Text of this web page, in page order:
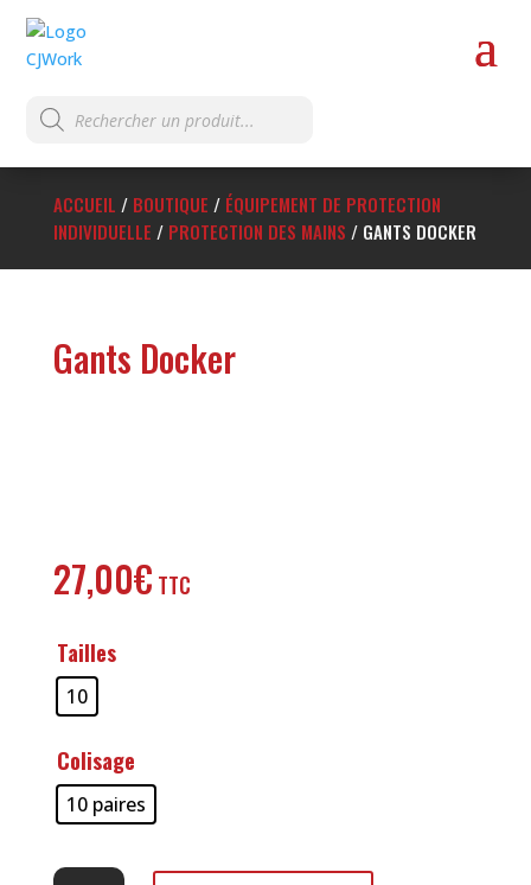
Recherche
de
produits
ACCUEIL / BOUTIQUE / ÉQUIPEMENT DE PROTECTION
INDIVIDUELLE / PROTECTION DES MAINS / GANTS DOCKER
Gants Docker
27,00€
Tailles
10
Colisage
10 paires